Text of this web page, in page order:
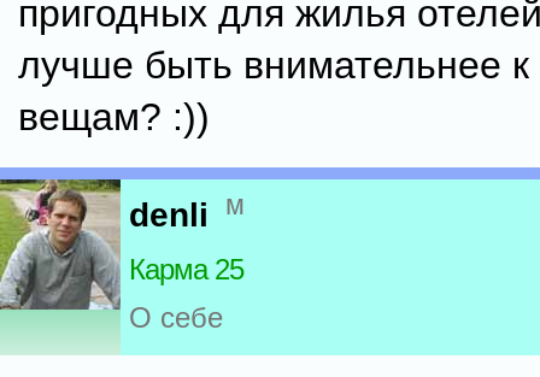
пригодных для жилья
лучше быть внимательнее
вещам? :))
denli м
Карма 25
О себе